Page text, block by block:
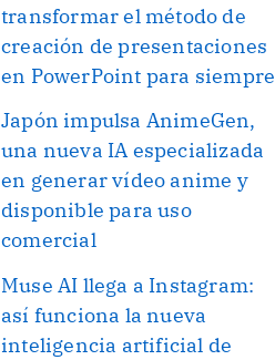
transformar el método de
creación de presentaciones
en PowerPoint para siempre
Japón impulsa AnimeGen,
una nueva IA especializada
en generar vídeo anime y
disponible para uso
comercial
Muse AI llega a Instagram:
así funciona la nueva
inteligencia artificial de